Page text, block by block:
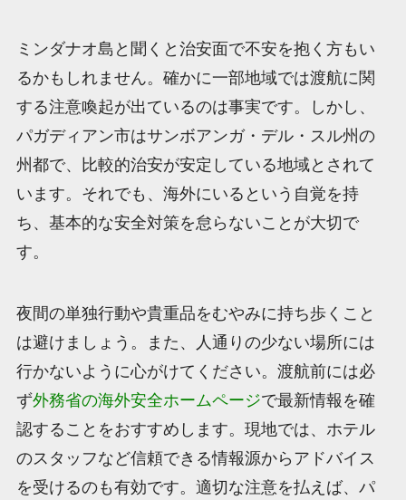
ミンダナオ島と聞くと治安面で不安を抱く方もい
るかもしれません。確かに一部地域では渡航に関
する注意喚起が出ているのは事実です。しかし、
パガディアン市はサンボアンガ・デル・スル州の
州都で、比較的治安が安定している地域とされて
います。それでも、海外にいるという自覚を持
ち、基本的な安全対策を怠らないことが大切で
す。
夜間の単独行動や貴重品をむやみに持ち歩くこと
は避けましょう。また、人通りの少ない場所には
行かないように心がけてください。渡航前には必
ず外務省の海外安全ホームページで最新情報を確
認することをおすすめします。現地では、ホテル
のスタッフなど信頼できる情報源からアドバイス
を受けるのも有効です。適切な注意を払えば、パ